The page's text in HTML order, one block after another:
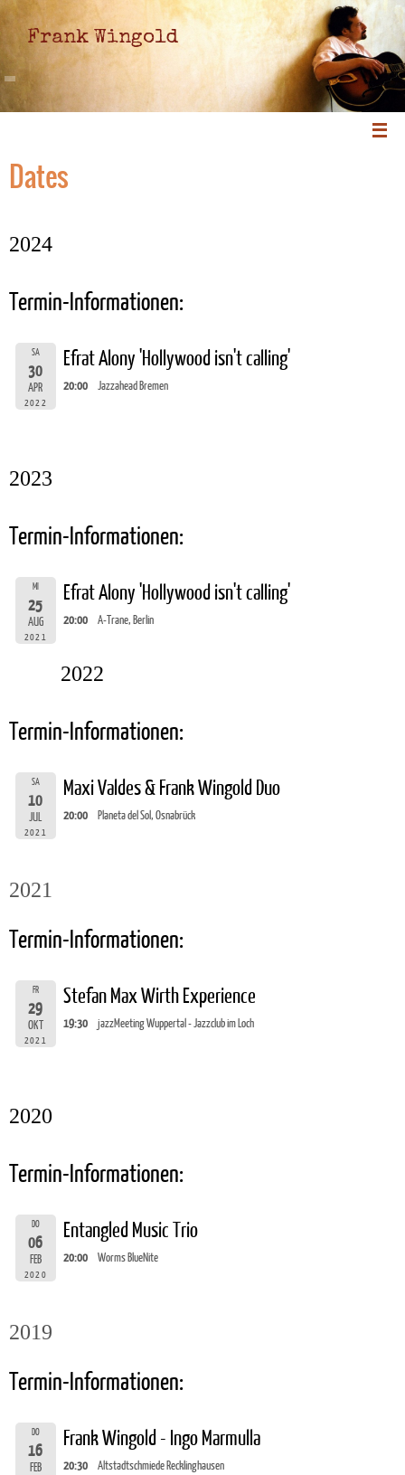
Frank Wingold
Dates
2024
Termin-Informationen:
SA
30
APR
2022
Efrat Alony 'Hollywood isn't calling'
20:00 Jazzahead Bremen
2023
Termin-Informationen:
MI
25
AUG
2021
Efrat Alony 'Hollywood isn't calling'
20:00 A-Trane, Berlin
2022
Termin-Informationen:
SA
10
JUL
2021
Maxi Valdes & Frank Wingold Duo
20:00 Planeta del Sol, Osnabrück
2021
Termin-Informationen:
FR
29
OKT
2021
Stefan Max Wirth Experience
19:30 jazzMeeting Wuppertal - Jazzclub im Loch
2020
Termin-Informationen:
DO
06
FEB
2020
Entangled Music Trio
20:00 Worms BlueNite
2019
Termin-Informationen:
DO
16
FEB
Frank Wingold - Ingo Marmulla
20:30 Altstadtschmiede Recklinghausen